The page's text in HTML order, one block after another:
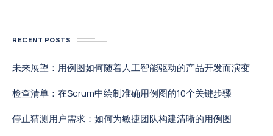
RECENT POSTS
未来展望：用例图如何随着人工智能驱动的产品开发而演变
检查清单：在Scrum中绘制准确用例图的10个关键步骤
停止猜测用户需求：如何为敏捷团队构建清晰的用例图